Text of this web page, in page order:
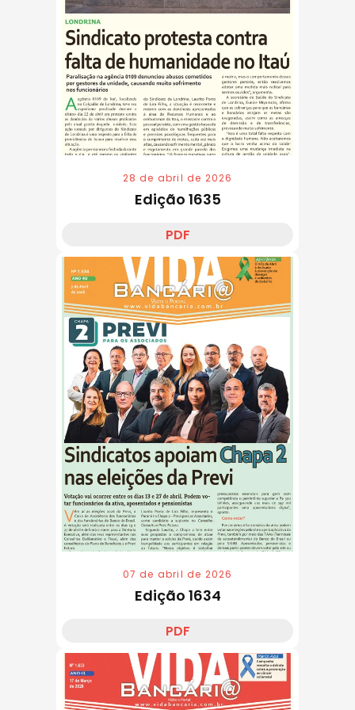
28 de abril de 2026
Edição 1635
PDF
07 de abril de 2026
Edição 1634
PDF